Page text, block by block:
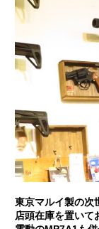
東京マルイ製の次
店頭在庫を置いて